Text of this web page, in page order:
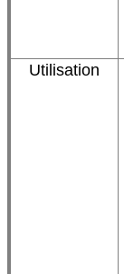
Utilisation